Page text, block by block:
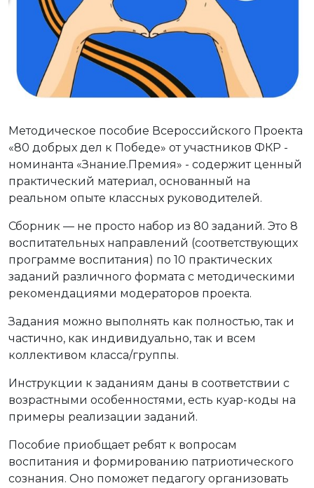
Методическое пособие Всероссийского Проекта
«80 добрых дел к Победе» от участников ФКР -
номинанта «Знание.Премия» - содержит ценный
практический материал, основанный на
реальном опыте классных руководителей.
Сборник — не просто набор из 80 заданий. Это 8
воспитательных направлений (соответствующих
программе воспитания) по 10 практических
заданий различного формата с методическими
рекомендациями модераторов проекта.
Задания можно выполнять как полностью, так и
частично, как индивидуально, так и всем
коллективом класса/группы.
Инструкции к заданиям даны в соответствии с
возрастными особенностями, есть куар-коды на
примеры реализации заданий.
Пособие приобщает ребят к вопросам
воспитания и формированию патриотического
сознания. Оно поможет педагогу организовать